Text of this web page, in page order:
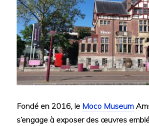
Fondé en 2016, le Moco Museum
s’engage à exposer des œuvres